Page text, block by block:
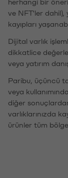
herhangi bir
ve NFT'ler
kayıpları
Dijital varlık
dikkatlice
veya yatırım
Paribu, üçüncü
veya
diğer
varlıklarınızda
ürünler tüm